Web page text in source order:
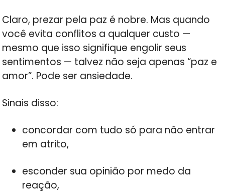
Claro, prezar pela paz é nobre. Mas quando
você evita conflitos a qualquer custo —
mesmo que isso signifique engolir seus
sentimentos — talvez não seja apenas “paz e
amor”. Pode ser ansiedade.
Sinais disso:
concordar com tudo só para não entrar
em atrito,
esconder sua opinião por medo da
reação,